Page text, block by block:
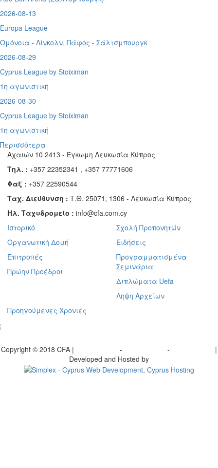
2026-08-13
Europa League
Ομόνοια - Λίνκολν, Πάφος - Σάλτσμπουργκ
2026-08-29
Cyprus League by Stoiximan
1η αγωνιστική
2026-08-30
Cyprus League by Stoiximan
1η αγωνιστική
Περισσότερα
Αχαιών 10 2413 - Έγκωμη Λευκωσία Κύπρος
Τηλ. : +357 22352341 , +357 77771606
Φαξ : +357 22590544
Ταχ. Διεύθυνση : Τ.Θ. 25071, 1306 - Λευκωσία Κύπρος
Ηλ. Ταχυδρομείο : info@cfa.com.cy
Ιστορικό
Οργανωτική Δομή
Επιτροπές
Πρώην Προέδροι
Σχολή Προπονητών
Ειδήσεις
Προγραμματισμένα
Σεμινάρια
Διπλώματα Uefa
Ληψη Αρχείων
Προηγούμενες Χρονιές
Copyright © 2018 CFA | - -
|
Developed and Hosted by